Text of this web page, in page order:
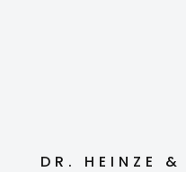
DR. HEINZE &